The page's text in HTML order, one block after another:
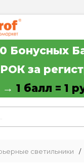
Бонусных
за
→ 1 балл = 1
светильники /